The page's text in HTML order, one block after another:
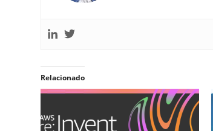
Relacionado